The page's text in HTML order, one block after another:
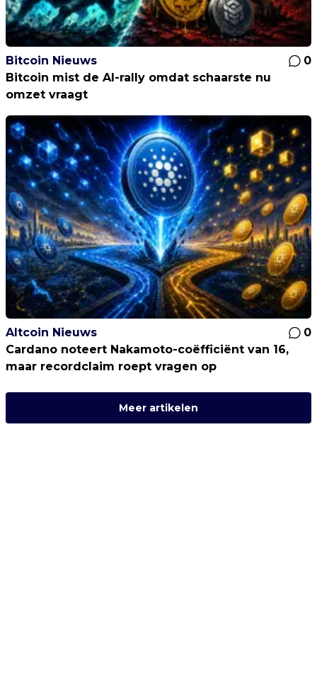
Bitcoin Nieuws
0
Bitcoin mist de AI-rally omdat schaarste nu
omzet vraagt
Altcoin Nieuws
0
Cardano noteert Nakamoto-coëfficiënt van 16,
maar recordclaim roept vragen op
Meer artikelen